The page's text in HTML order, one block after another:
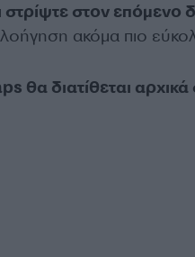
στον επόμενο
ακόμα πιο
θα διατίθεται αρχικά